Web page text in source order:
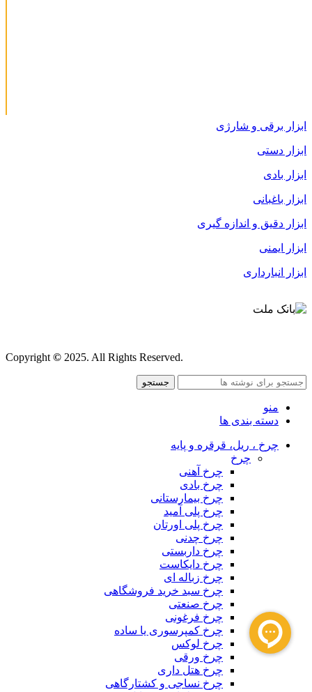
ابزار برقی و شارژی
ابزار دستی
ابزار بادی
ابزار باغبانی
ابزار دقیق و اندازه گیری
ابزار ایمنی
ابزار انبارداری
Copyright© 2025. All Rights Reserved.
جستجو
منو
دسته بندی ها
چرخ ، ریل، قرقره و پایه
چرخ
چرخ آهنی
چرخ بادی
چرخ بیمارستانی
چرخ پلی آمید
چرخ پلی اورتان
چرخ چدنی
چرخ داربستی
چرخ دایکاست
چرخ زباله ای
چرخ سبد خرید فروشگاهی
چرخ صنعتی
چرخ فرغونی
چرخ کمپرسوری یا ساده
چرخ لوکس
چرخ ورقی
چرخ هتل داری
چرخ نساجی و کشتارگاهی